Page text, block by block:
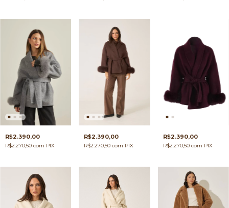
R$2.390,00
R$2.270,50 com PIX
R$2.390,00
R$2.270,50com PIX
R$2.390,00
R$2.270,50 com PIX